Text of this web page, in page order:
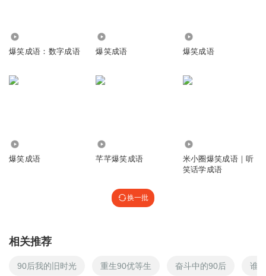
爆笑成语：数字成语 爆笑成语 爆笑成语
爆笑成语 芊芊爆笑成语
米小圈爆笑成语｜听
笑话学成语
换一批
相关推荐
90后我的旧时光 重生90优等生 奋斗中的90后 谁